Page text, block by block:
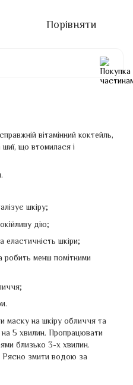
Порівняти
вітамінний коктейль,
що втомилася і
шкіру;
дію;
еластичність шкіри;
робить менш помітними
маску на шкіру обличчя та
на 5 хвилин. Пропрацювати
близько 3-х хвилин.
Рясно змити водою за